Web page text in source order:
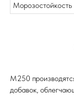
Морозостойкость
М250
добавок,